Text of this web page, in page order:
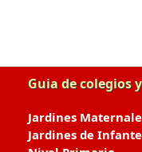
Guia de colegios
Jardines
Jardines de